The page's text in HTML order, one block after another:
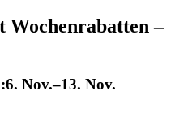
–
6. Nov.–13. Nov.